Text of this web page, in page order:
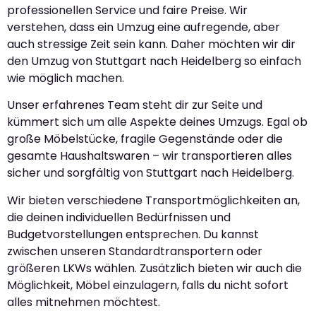
professionellen Service und faire Preise. Wir
verstehen, dass ein Umzug eine aufregende, aber
auch stressige Zeit sein kann. Daher möchten wir dir
den Umzug von Stuttgart nach Heidelberg so einfach
wie möglich machen.
Unser erfahrenes Team steht dir zur Seite und
kümmert sich um alle Aspekte deines Umzugs. Egal ob
große Möbelstücke, fragile Gegenstände oder die
gesamte Haushaltswaren – wir transportieren alles
sicher und sorgfältig von Stuttgart nach Heidelberg.
Wir bieten verschiedene Transportmöglichkeiten an,
die deinen individuellen Bedürfnissen und
Budgetvorstellungen entsprechen. Du kannst
zwischen unseren Standardtransportern oder
größeren LKWs wählen. Zusätzlich bieten wir auch die
Möglichkeit, Möbel einzulagern, falls du nicht sofort
alles mitnehmen möchtest.